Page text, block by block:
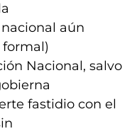
aún
Nacional, salvo
fastidio con el